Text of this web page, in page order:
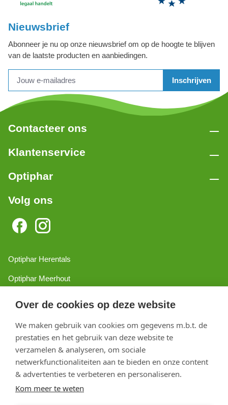
Over de cookies op deze website
We maken gebruik van cookies om gegevens m.b.t. de
prestaties en het gebruik van deze website te
verzamelen & analyseren, om sociale
netwerkfunctionaliteiten aan te bieden en onze content
& advertenties te verbeteren en personaliseren.
Kom meer te weten
Nieuwsbrief
Abonneer je nu op onze nieuwsbrief om op de hoogte te blijven
van de laatste producten en aanbiedingen.
Inschrijven
Contacteer ons
Klantenservice
Optiphar
Volg ons
Optiphar Herentals
Optiphar Meerhout
Optiphar Turnhout
Copyright 2026 optiphar.com. Alle rechten voorbehouden